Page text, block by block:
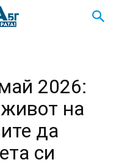
2026:
на
да
си